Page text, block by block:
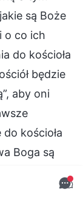
są Boże
o co ich
do kościoła
będzie
aby oni
kościoła
Boga są